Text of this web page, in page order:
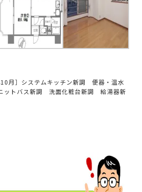
月］システムキッチン新調 便器・温水
ットバス新調 洗面化粧台新調 給湯器新